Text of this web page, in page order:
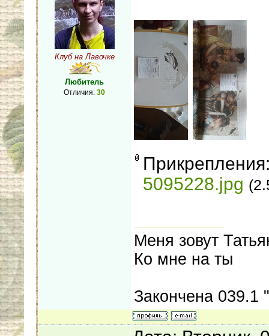
Клуб на Лавочке
Любитель
Отличия: 30
5095228.jpg
Меня зовут
Ко мне на ты
Закончена 039.1